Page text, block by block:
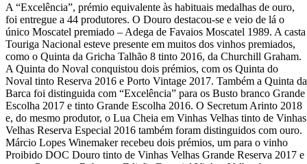
A “Excelência”, prémio equivalente às habituais medalhas de ouro,
foi entregue a 44 produtores. O Douro destacou-se e veio de lá o
único Moscatel premiado – Adega de Favaios Moscatel 1989. A casta
Touriga Nacional esteve presente em muitos dos vinhos premiados,
como o Quinta da Gricha Talhão 8 tinto 2016, da Churchill Graham.
A Quinta do Noval conquistou dois prémios, com os Quinta do
Noval tinto Reserva 2016 e Porto Vintage 2017. Também a Quinta da
Barca foi distinguida com “Excelência” para os Busto branco Grande
Escolha 2017 e tinto Grande Escolha 2016. O Secretum Arinto 2018
e, do mesmo produtor, o Lua Cheia em Vinhas Velhas tinto de Vinhas
Velhas Reserva Especial 2016 também foram distinguidos com ouro.
Márcio Lopes Winemaker recebeu dois prémios, um para o vinho
Proibido DOC Douro tinto de Vinhas Velhas Grande Reserva 2017 e